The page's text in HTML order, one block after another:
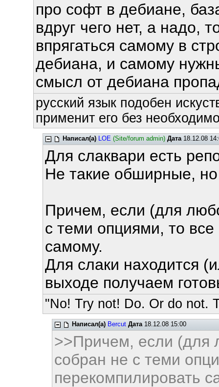
про софт в дебиане,
вдруг чего нет, а надо,
впрягаться самому в
дебиана, и самому
смысл от дебиана
русский язык подобен
применит его без
Написал(а) LOE (Site/forum admin) Дата18.12.08
Для слаквари есть
Не такие обширные,
Причем, если (для
с теми опциями, то
самому.
Для слаки находится
выходе получаем
"No! Try not! Do. Or do not.
Написал(а) Bercut Дата18.12.08 15:00
>>Причем, если (для
собран не с теми
перекомпилировать